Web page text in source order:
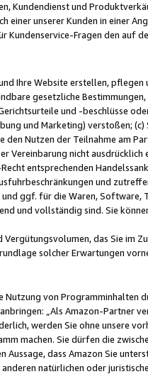
Kundendienst und
unserer Kunden in einer
Fragen den auf
Ihre Website erstellen,
gesetzliche
und -beschlüsse
und Marketing) verstoßen;
den Nutzen der Teilnahme am
Vereinbarung nicht ausdrücklich
entsprechenden
und
ggf. für die Waren, Software,
und vollständig sind. Sie
das Sie im
solcher Erwartungen
von Programminhalten
„Als Amazon-Partner
werden Sie ohne unsere
machen. Sie dürfen die
dass Amazon Sie
natürlichen oder